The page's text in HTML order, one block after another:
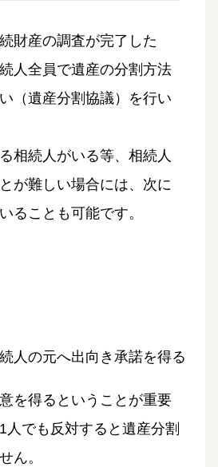
財産の調査が完了した
人全員で遺産の分割方法
（遺産分割協議）を行い
相続人がいる等、相続人
が難しい場合には、次に
ることも可能です。
人の元へ出向き承諾を得る
を得るということが重要
人でも反対すると遺産分割
ん。